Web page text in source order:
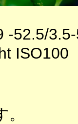
-52.5/
ISO100